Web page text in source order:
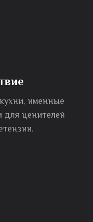
именные
для ценителей